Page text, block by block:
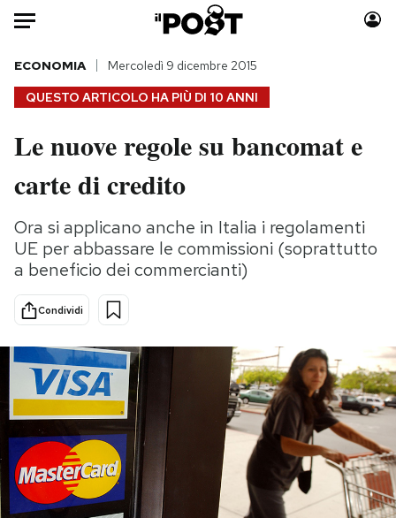
Auto
HOME
Italia
Politica
Tecnologia
Internet
Scienza
Cultura
Economia
Sport
Moda
Storie/Idee
Ok Boomer!
Media
Mondiali calcio 2026
PODCAST
NEWSLETTER
QUESTO ARTICOLO HA PIÙ DI 10 ANNI
ECONOMIA Mercoledì 9 dicembre 2015
Le nuove regole su bancomat e
carte di credito
Ora si applicano anche in Italia i regolamenti
UE per abbassare le commissioni (soprattutto
a beneficio dei commercianti)
Condividi